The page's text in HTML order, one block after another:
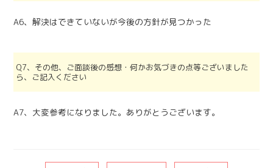
A6、解決はできていないが今後の方針が見つかった
Q7、その他、ご面談後の感想・何かお気づきの点等ございました
ら、ご記入ください
A7、大変参考になりました。ありがとうございます。